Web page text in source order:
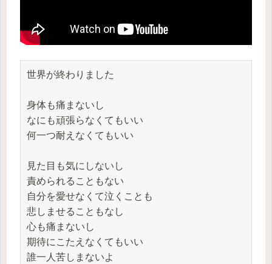
世界が終わりました
身体も痛まないし
なにも頑張らなくてもいい
何一つ耐えなくてもいい
見た目も気にしないし
責められることもない
自分を愛せなくて泣くことも
悲しませることもなし
心も痛まないし
期待にこたえなくてもいい
誰一人苦しまないよ